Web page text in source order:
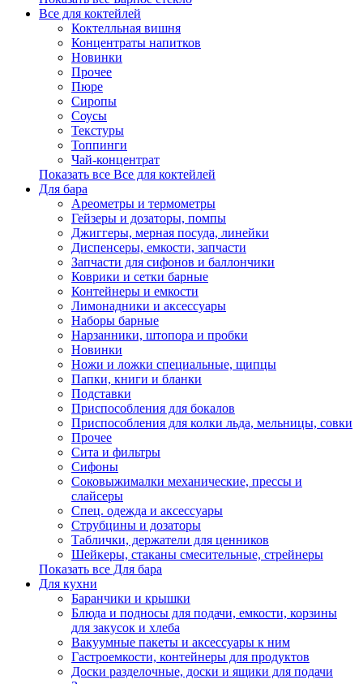
Все для коктейлей
Коктелльная вишня
Концентраты напитков
Новинки
Прочее
Пюре
Сиропы
Соусы
Текстуры
Топпинги
Чай-концентрат
Показать все Все для коктейлей
Для бара
Ареометры и термометры
Гейзеры и дозаторы, помпы
Джиггеры, мерная посуда, линейки
Диспенсеры, емкости, запчасти
Запчасти для сифонов и баллончики
Коврики и сетки барные
Контейнеры и емкости
Лимонадники и аксессуары
Наборы барные
Нарзанники, штопора и пробки
Новинки
Ножи и ложки специальные, щипцы
Папки, книги и бланки
Подставки
Приспособления для бокалов
Приспособления для колки льда, мельницы, совки
Прочее
Сита и фильтры
Сифоны
Соковыжималки механические, прессы и
слайсеры
Спец. одежда и аксессуары
Струбцины и дозаторы
Таблички, держатели для ценников
Шейкеры, стаканы смесительные, стрейнеры
Показать все Для бара
Для кухни
Баранчики и крышки
Блюда и подносы для подачи, емкости, корзины
для закусок и хлеба
Вакуумные пакеты и аксессуары к ним
Гастроемкости, контейнеры для продуктов
Доски разделочные, доски и ящики для подачи